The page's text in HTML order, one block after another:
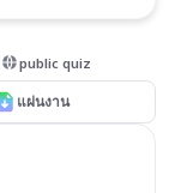
public quiz
แผ่นงาน